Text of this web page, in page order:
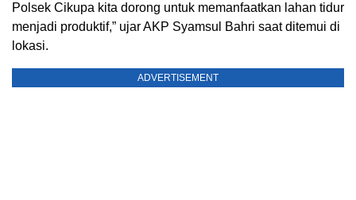
Polsek Cikupa kita dorong untuk memanfaatkan lahan tidur
menjadi produktif,” ujar AKP Syamsul Bahri saat ditemui di
lokasi.
ADVERTISEMENT